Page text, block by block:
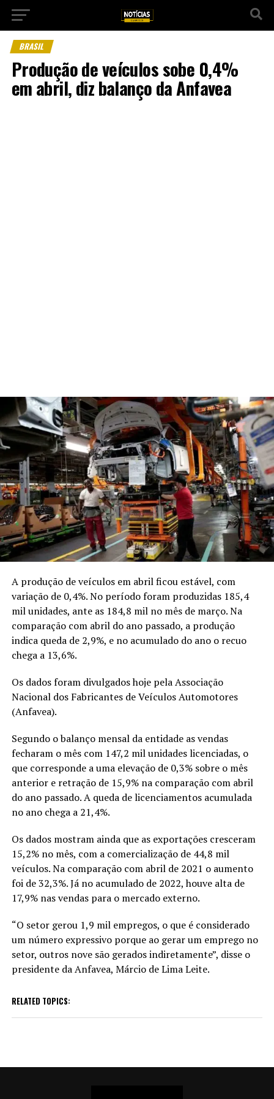
BRASIL
Produção de veículos sobe 0,4%
em abril, diz balanço da Anfavea
A produção de veículos em abril ficou estável, com
variação de 0,4%. No período foram produzidas 185,4
mil unidades, ante as 184,8 mil no mês de março. Na
comparação com abril do ano passado, a produção
indica queda de 2,9%, e no acumulado do ano o recuo
chega a 13,6%.
Os dados foram divulgados hoje pela Associação
Nacional dos Fabricantes de Veículos Automotores
(Anfavea).
Segundo o balanço mensal da entidade as vendas
fecharam o mês com 147,2 mil unidades licenciadas, o
que corresponde a uma elevação de 0,3% sobre o mês
anterior e retração de 15,9% na comparação com abril
do ano passado. A queda de licenciamentos acumulada
no ano chega a 21,4%.
Os dados mostram ainda que as exportações cresceram
15,2% no mês, com a comercialização de 44,8 mil
veículos. Na comparação com abril de 2021 o aumento
foi de 32,3%. Já no acumulado de 2022, houve alta de
17,9% nas vendas para o mercado externo.
“O setor gerou 1,9 mil empregos, o que é considerado
um número expressivo porque ao gerar um emprego no
setor, outros nove são gerados indiretamente”, disse o
presidente da Anfavea, Márcio de Lima Leite.
RELATED TOPICS: